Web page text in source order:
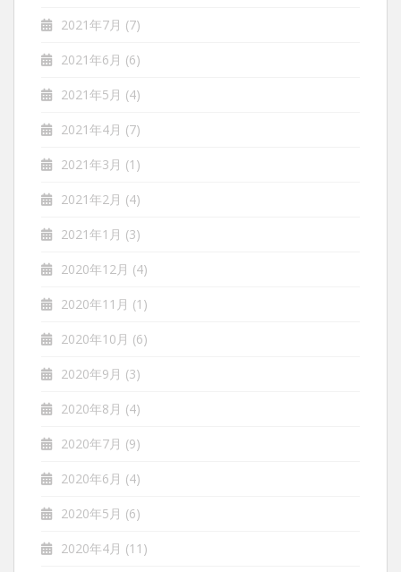
2021年7月 (7)
2021年6月 (6)
2021年5月 (4)
2021年4月 (7)
2021年3月 (1)
2021年2月 (4)
2021年1月 (3)
2020年12月 (4)
2020年11月 (1)
2020年10月 (6)
2020年9月 (3)
2020年8月 (4)
2020年7月 (9)
2020年6月 (4)
2020年5月 (6)
2020年4月 (11)